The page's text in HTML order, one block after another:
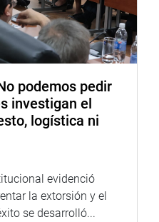
podemos pedir
investigan el
logística ni
evidenció
la extorsión y el
se desarrolló...